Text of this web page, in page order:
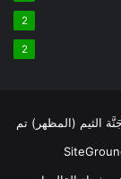
2
2
جَنَّة الثيم (المظهر) تم